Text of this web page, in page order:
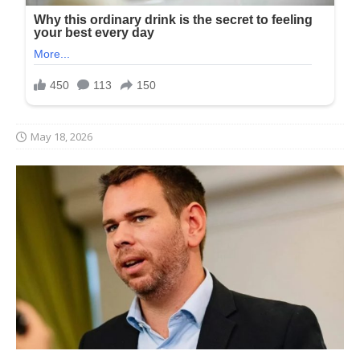
May 18, 2026